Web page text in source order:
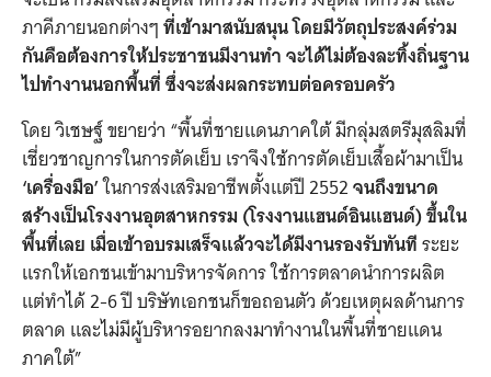
ภาคีภายนอกต่างๆที่เข้ามาสนับสนุน โดยมีวัตถุประสงค์ร่วม
กันคือต้องการให้ประชาชนมีงานทำ จะได้ไม่ต้องละทิ้งถิ่นฐาน
ไปทำงานนอกพื้นที่ ซึ่งจะส่งผลกระทบต่อครอบครัว
โดย วิเชษฐ์ ขยายว่า “พื้นที่ชายแดนภาคใต้ มีกลุ่มสตรีมุสลิมที่
เชี่ยวชาญการในการตัดเย็บ เราจึงใช้การตัดเย็บเสื้อผ้ามาเป็น
‘เครื่องมือ’ในการส่งเสริมอาชีพตั้งแต่ปี 2552จนถึงขนาด
สร้างเป็นโรงงานอุตสาหกรรม (โรงงานแฮนด์อินแฮนด์) ขึ้นใน
พื้นที่เลย เมื่อเข้าอบรมเสร็จแล้วจะได้มีงานรองรับทันทีระยะ
แรกให้เอกชนเข้ามาบริหารจัดการ ใช้การตลาดนำการผลิต
แต่ทำได้ 2-6 ปี บริษัทเอกชนก็ขอถอนตัว ด้วยเหตุผลด้านการ
ตลาด และไม่มีผู้บริหารอยากลงมาทำงานในพื้นที่ชายแดน
ภาคใต้”